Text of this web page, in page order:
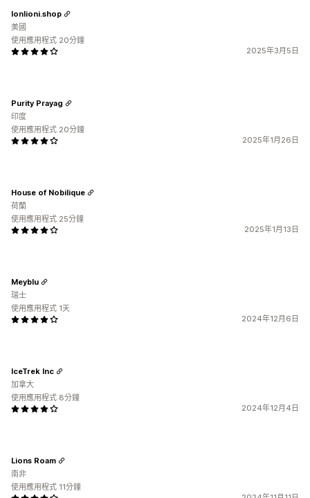
2025年3月5日
lonlioni.shop
美國
使用應用程式 20分鐘
2025年1月26日
Purity Prayag
印度
使用應用程式 20分鐘
2025年1月13日
House of Nobilique
荷蘭
使用應用程式 25分鐘
2024年12月6日
Meyblu
瑞士
使用應用程式 1天
2024年12月4日
IceTrek Inc
加拿大
使用應用程式 8分鐘
Lions Roam
南非
使用應用程式 11分鐘